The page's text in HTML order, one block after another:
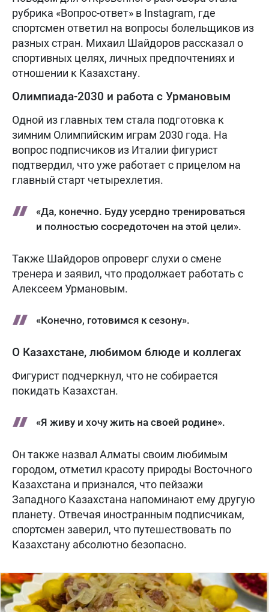
рубрика «Вопрос-ответ» в Instagram, где
спортсмен ответил на вопросы болельщиков из
разных стран. Михаил Шайдоров рассказал о
спортивных целях, личных предпочтениях и
отношении к Казахстану.
Олимпиада-2030 и работа с Урмановым
Одной из главных тем стала подготовка к
зимним Олимпийским играм 2030 года. На
вопрос подписчиков из Италии фигурист
подтвердил, что уже работает с прицелом на
главный старт четырехлетия.
«Да, конечно. Буду усердно тренироваться
и полностью сосредоточен на этой цели».
Также Шайдоров опроверг слухи о смене
тренера и заявил, что продолжает работать с
Алексеем Урмановым.
«Конечно, готовимся к сезону».
О Казахстане, любимом блюде и коллегах
Фигурист подчеркнул, что не собирается
покидать Казахстан.
«Я живу и хочу жить на своей родине».
Он также назвал Алматы своим любимым
городом, отметил красоту природы Восточного
Казахстана и признался, что пейзажи
Западного Казахстана напоминают ему другую
планету. Отвечая иностранным подписчикам,
спортсмен заверил, что путешествовать по
Казахстану абсолютно безопасно.